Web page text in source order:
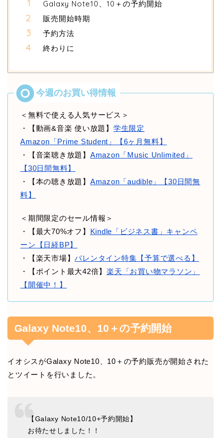
Galaxy Note10、10＋の予約開始
販売開始時期
予約方法
終わりに
＜無料で使える人気サービス＞
・【動画&音楽 使い放題】 学生限定
Amazon「Prime Student」【6ヶ月無料】
・【音楽聴き放題】 Amazon「Music Unlimited」
【30日間無料】
・【本の聴き放題】 Amazon「audible」【30日間無
料】
＜期間限定のセール情報＞
・【最大70%オフ】 Kindle「ビジネス書」キャンペ
ーン【日経BP】
・【楽天市場】バレンタイン特集【予算で選べる】
・【ポイント最大42倍】楽天「お買い物マラソン」
【開催中！】
Galaxy Note10、10＋の予約開始
イオシスがGalaxy Note10、10＋の予約販売が開始された
とツイートを行いました。
【Galaxy Note10/10+予約開始】
お待たせしました！！